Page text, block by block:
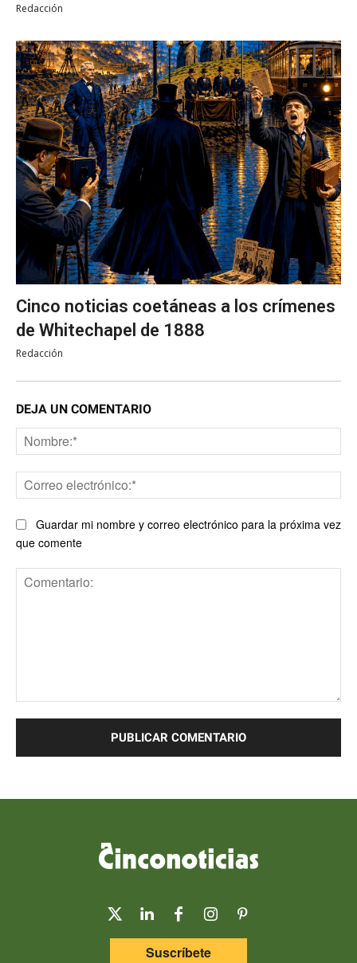
Redacción
Cinco noticias coetáneas a los crímenes
de Whitechapel de 1888
Redacción
DEJA UN COMENTARIO
Guardar mi nombre y correo electrónico para la próxima vez
que comente
Suscríbete